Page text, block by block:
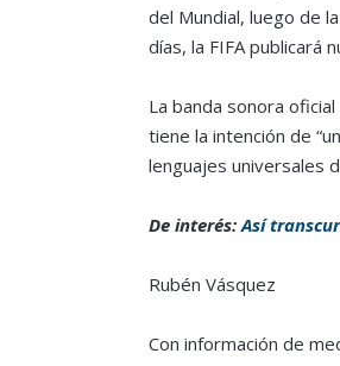
del Mundial, luego de
días, la FIFA publicará
La banda sonora
tiene la intención de
lenguajes universales
De interés:Así
Rubén Vásquez
Con información de